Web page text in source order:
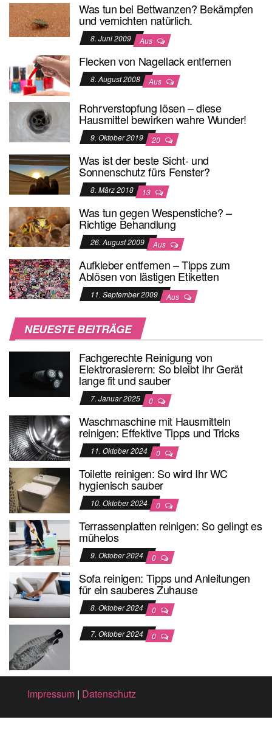
Was tun bei Bettwanzen? Bekämpfen
und vernichten natürlich.
8. Juni 2009 Aus
Flecken von Nagellack entfernen
8. August 2008 Aus
Rohrverstopfung lösen – diese
Hausmittel bewirken wahre Wunder!
9. Oktober 2019 20
Was ist der beste Sicht- und
Sonnenschutz fürs Fenster?
8. März 2018 13
Was tun gegen Wespenstiche? –
Richtige Behandlung
26. August 2009 Aus
Aufkleber entfernen – Tipps zum
Ablösen von lästigen Etiketten
11. September 2009 Aus
NEUESTE BEITRÄGE
Fachgerechte Reinigung von
Elektrorasierern: So bleibt Ihr Gerät
lange fit und sauber
7. Januar 2025 0
Waschmaschine mit Hausmitteln
reinigen: Effektive Tipps und Tricks
11. Oktober 2024 0
Toilette reinigen: So wird Ihr WC
hygienisch sauber
10. Oktober 2024 0
Terrassenplatten reinigen: So gelingt es
mühelos
9. Oktober 2024 0
Sofa reinigen: Tipps und Anleitungen
für ein sauberes Zuhause
8. Oktober 2024 0
7. Oktober 2024 0
Impressum | Datenschutz